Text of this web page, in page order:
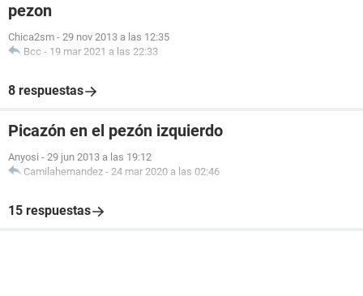
pezon
Chica2sm - 29 nov 2013 a las 12:35
Bcc - 19 mar 2021 a las 22:33
8 respuestas
Picazón en el pezón izquierdo
Anyosi - 29 jun 2013 a las 19:12
Camilahernandez - 24 mar 2020 a las 02:46
15 respuestas